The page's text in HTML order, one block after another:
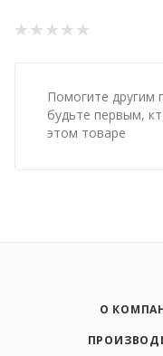
Помогите другим
будьте первым,
этом товаре
О